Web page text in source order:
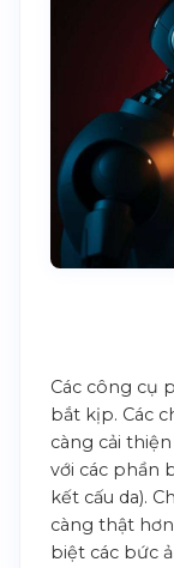
Các công cụ
bắt kịp. Các
càng cải
với các phần
kết cấu da).
càng thật
biệt các bức